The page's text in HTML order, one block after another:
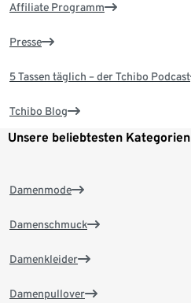
Affiliate Programm
Presse
5 Tassen täglich – der Tchibo Podcast
Tchibo Blog
Unsere beliebtesten Kategorien
Damenmode
Damenschmuck
Damenkleider
Damenpullover